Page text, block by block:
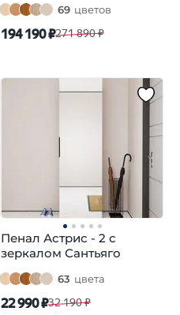
69 цветов
194 190 ₽271 890 ₽
Пенал Астрис - 2 с
зеркалом Сантьяго
63 цвета
22 990 ₽32 190 ₽